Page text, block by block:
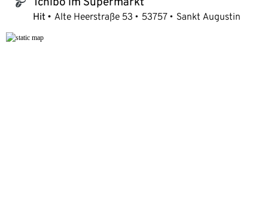
Hit Alte Heerstraße 53 53757 Sankt Augustin